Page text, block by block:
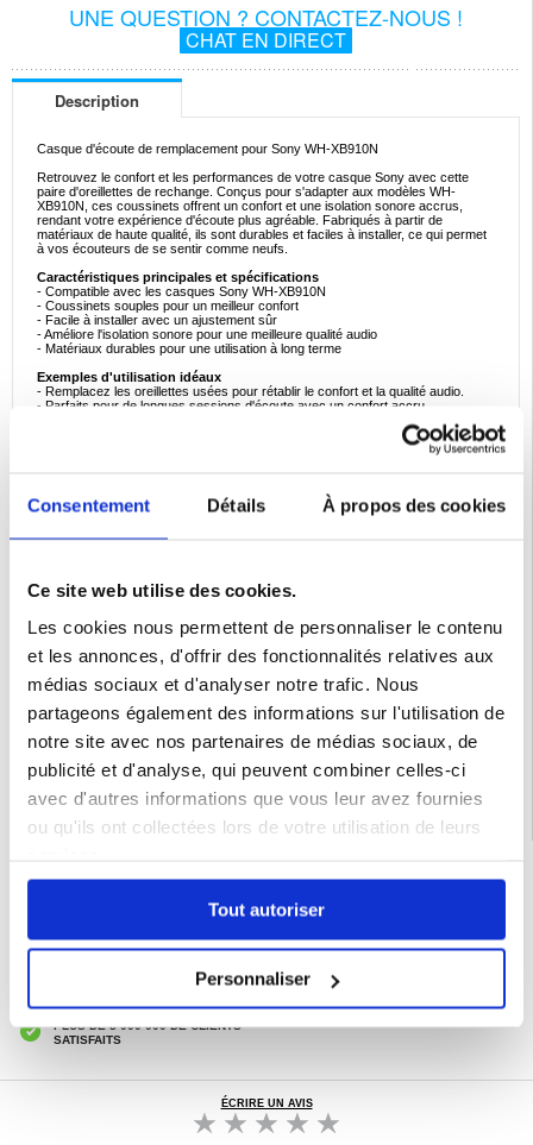
Consentement Détails À propos des cookies
Ce site web utilise des cookies.
Les cookies nous permettent de personnaliser le contenu
et les annonces, d'offrir des fonctionnalités relatives aux
médias sociaux et d'analyser notre trafic. Nous
partageons également des informations sur l'utilisation de
notre site avec nos partenaires de médias sociaux, de
publicité et d'analyse, qui peuvent combiner celles-ci
avec d'autres informations que vous leur avez fournies
ou qu'ils ont collectées lors de votre utilisation de leurs
Tout autoriser
Personnaliser
UNE QUESTION ? CONTACTEZ-NOUS !
CHAT EN DIRECT
Description
Casque d'écoute de remplacement pour Sony WH-XB910N
Retrouvez le confort et les performances de votre casque Sony avec cette
paire d'oreillettes de rechange. Conçus pour s'adapter aux modèles WH-
XB910N, ces coussinets offrent un confort et une isolation sonore accrus,
rendant votre expérience d'écoute plus agréable. Fabriqués à partir de
matériaux de haute qualité, ils sont durables et faciles à installer, ce qui permet
à vos écouteurs de se sentir comme neufs.
Caractéristiques principales et spécifications
- Compatible avec les casques Sony WH-XB910N
- Coussinets souples pour un meilleur confort
- Facile à installer avec un ajustement sûr
- Améliore l'isolation sonore pour une meilleure qualité audio
- Matériaux durables pour une utilisation à long terme
Exemples d'utilisation idéaux
- Remplacez les oreillettes usées pour rétablir le confort et la qualité audio.
- Parfaits pour de longues sessions d'écoute avec un confort accru
- Améliorez l'expérience de votre casque grâce à une meilleure isolation sonore
Ces oreillettes de remplacement sont essentielles pour tous ceux qui cherchent
à restaurer le confort et la qualité sonore de leurs écouteurs Sony. Grâce à leur
facilité d'installation et à leur conception durable, ils constituent un moyen
aussi l'isolation sonore, ce qui permet une expérience d'écoute plus immersive.
Améliorez votre casque Sony avec ces oreillettes de remplacement dès
aujourd'hui !
Emballage : En vrac
EAN: 5714122487209
Catégories associées:
Accessoires téléphone AirPods et accessoires
POUR LES MEMBRES DU CLUB24
CHAT EN DIRECT :
PLUS DE 8 000 000 DE CLIENTS
SATISFAITS
ÉCRIRE UN AVIS